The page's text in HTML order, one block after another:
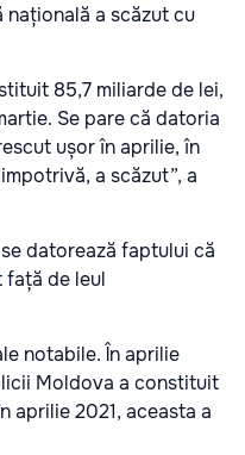
națională a scăzut cu
85,7 miliarde de lei,
Se pare că datoria
ușor în aprilie, în
a scăzut”, a
datorează faptului că
față de leul
notabile. În aprilie
Moldova a constituit
aprilie 2021, aceasta a